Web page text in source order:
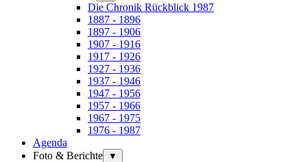
Die Chronik Rückblick 1987
1887 - 1896
1897 - 1906
1907 - 1916
1917 - 1926
1927 - 1936
1937 - 1946
1947 - 1956
1957 - 1966
1967 - 1975
1976 - 1987
Agenda
Foto & Berichte
▼